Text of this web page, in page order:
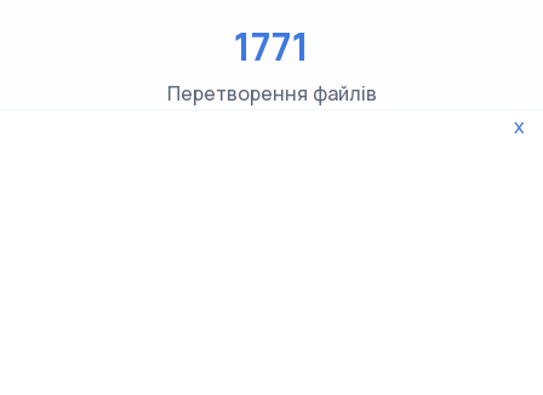
1771
Перетворення файлів
x